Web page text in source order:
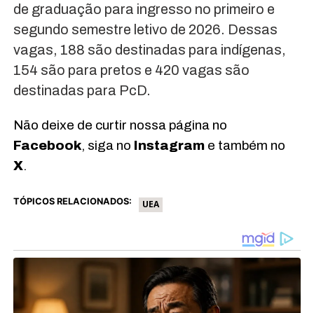
de graduação para ingresso no primeiro e
segundo semestre letivo de 2026. Dessas
vagas, 188 são destinadas para indígenas,
154 são para pretos e 420 vagas são
destinadas para PcD.
Não deixe de curtir nossa página no
Facebook, siga no Instagrame também no
X.
TÓPICOS RELACIONADOS: UEA